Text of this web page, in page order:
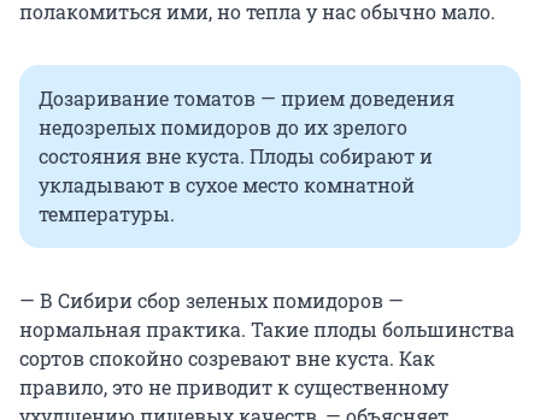
полакомиться ими, но тепла у нас обычно мало.
Дозаривание томатов — прием доведения
недозрелых помидоров до их зрелого
состояния вне куста. Плоды собирают и
укладывают в сухое место комнатной
температуры.
— В Сибири сбор зеленых помидоров —
нормальная практика. Такие плоды большинства
сортов спокойно созревают вне куста. Как
правило, это не приводит к существенному